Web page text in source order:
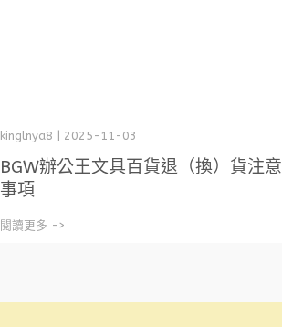
kinglnya8 | 2025-11-03
BGW辦公王文具百貨退（換）貨注意
事項
閱讀更多 ->